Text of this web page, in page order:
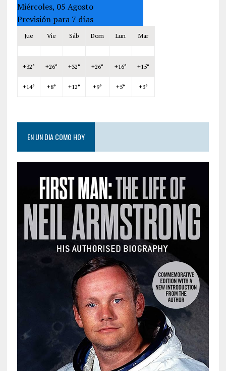
Miércoles, 05 Agosto
Previsión para 7 días
Jue Vie Sáb Dom Lun Mar
+32° +26° +32° +26° +16° +15°
+14° +8° +12° +9° +5° +3°
EN UN DIA COMO HOY